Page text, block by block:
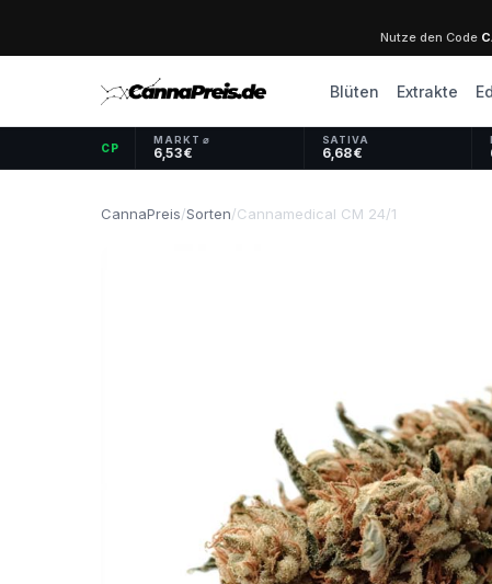
Nutze den Code
Blüten Extrakte
CP
MARKT ⌀
6,53 €
SATIVA
6,68 €
CannaPreis/Sorten/Cannamedical CM 24/1